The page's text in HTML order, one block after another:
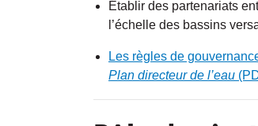
Établir des partenariats
l’échelle des bassins
Les règles de
Plan directeur de l’eau